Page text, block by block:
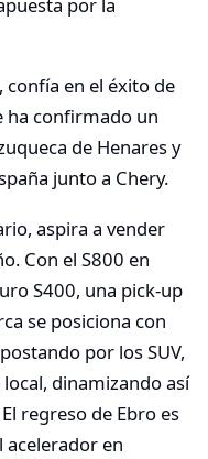
confía en el éxito de
ha confirmado un
de Henares y
junto a Chery.
aspira a vender
Con el S800 en
S400, una pick-up
se posiciona con
por los SUV,
dinamizando así
regreso de Ebro es
acelerador en